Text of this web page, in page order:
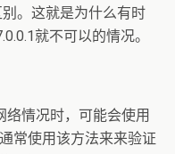
。这就是为什么有时
就不可以的情况。
情况时，可能会使用
常使用该方法来来验证